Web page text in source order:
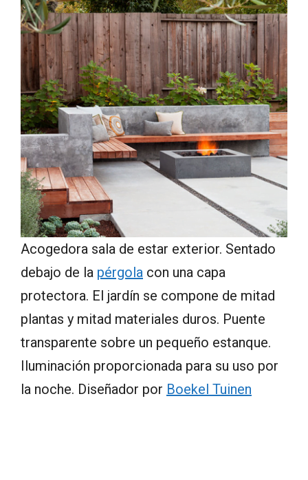
Acogedora sala de estar exterior. Sentado
debajo de la pérgola con una capa
protectora. El jardín se compone de mitad
plantas y mitad materiales duros. Puente
transparente sobre un pequeño estanque.
Iluminación proporcionada para su uso por
la noche. Diseñador por Boekel Tuinen